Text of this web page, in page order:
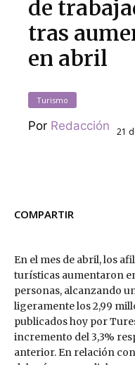
de
tras
en abril
Turismo
Por Redacción 21
COMPARTIR
En el mes de abril, los
turísticas aumentaron
personas, alcanzando
ligeramente los 2,99
publicados hoy por
incremento del 3,3%
anterior. En relación